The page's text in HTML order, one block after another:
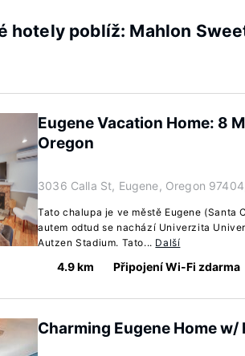
hotely poblíž: Mahlon
Eugene Vacation Home: 8
Oregon
3036 Calla St, Eugene, Oregon
Tato chalupa je ve městě Eugene (Santa
autem odtud se nachází Univerzita
Autzen Stadium. Tato... Další
4.9 km Připojení Wi-Fi zdarma
Charming Eugene Home w/